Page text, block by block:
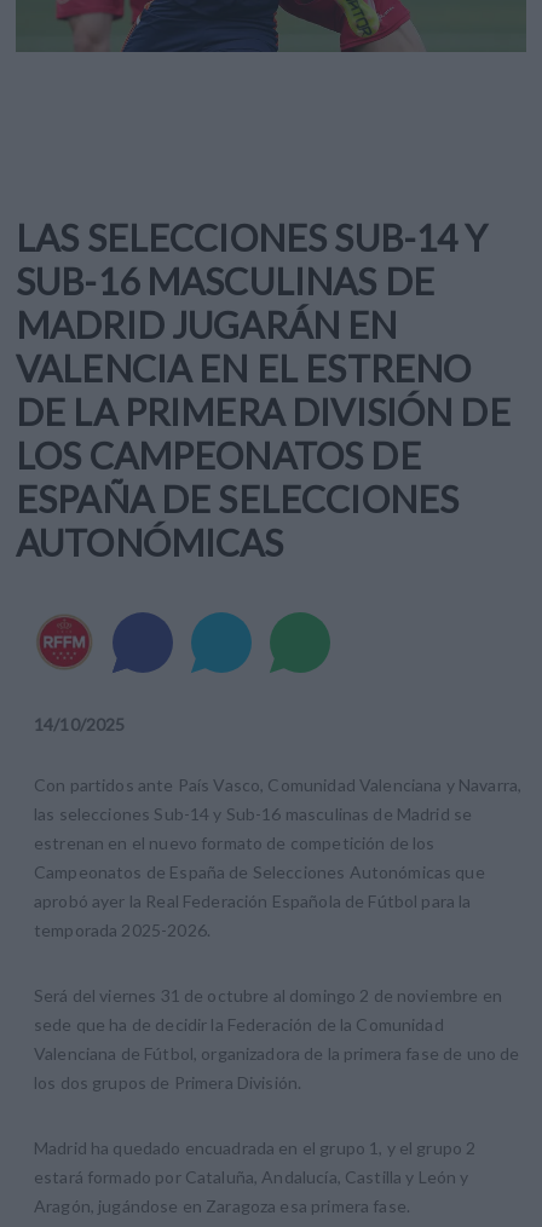
LAS SELECCIONES SUB-14 Y
SUB-16 MASCULINAS DE
MADRID JUGARÁN EN
VALENCIA EN EL ESTRENO
DE LA PRIMERA DIVISIÓN DE
LOS CAMPEONATOS DE
ESPAÑA DE SELECCIONES
AUTONÓMICAS
14/10/2025
Con partidos ante País Vasco, Comunidad Valenciana y Navarra,
las selecciones Sub-14 y Sub-16 masculinas de Madrid se
estrenan en el nuevo formato de competición de los
Campeonatos de España de Selecciones Autonómicas que
aprobó ayer la Real Federación Española de Fútbol para la
temporada 2025-2026.
Será del viernes 31 de octubre al domingo 2 de noviembre en
sede que ha de decidir la Federación de la Comunidad
Valenciana de Fútbol, organizadora de la primera fase de uno de
los dos grupos de Primera División.
Madrid ha quedado encuadrada en el grupo 1, y el grupo 2
estará formado por Cataluña, Andalucía, Castilla y León y
Aragón, jugándose en Zaragoza esa primera fase.